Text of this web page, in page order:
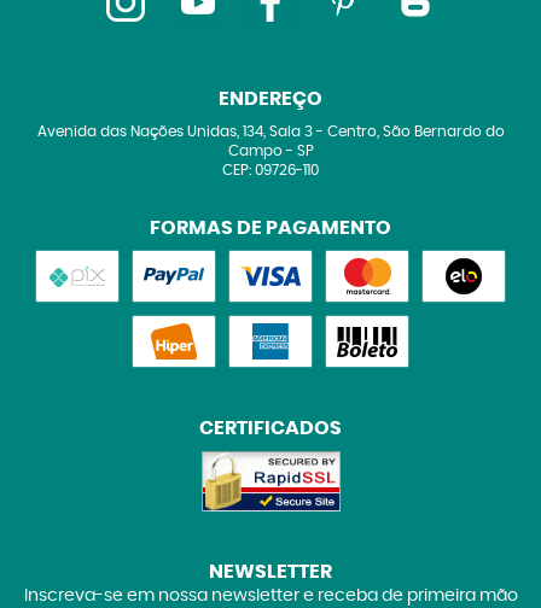
ENDEREÇO
Avenida das Nações Unidas, 134, Sala 3- Centro, São Bernardo do
Campo- SP
CEP: 09726-110
FORMAS DE PAGAMENTO
CERTIFICADOS
NEWSLETTER
Inscreva-se em nossa newsletter e receba de primeira mão